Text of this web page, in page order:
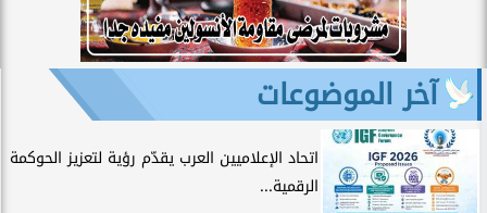
آخر الموضوعات
اتحاد الإعلاميين العرب يقدّم رؤية لتعزيز الحوكمة
الرقمية...